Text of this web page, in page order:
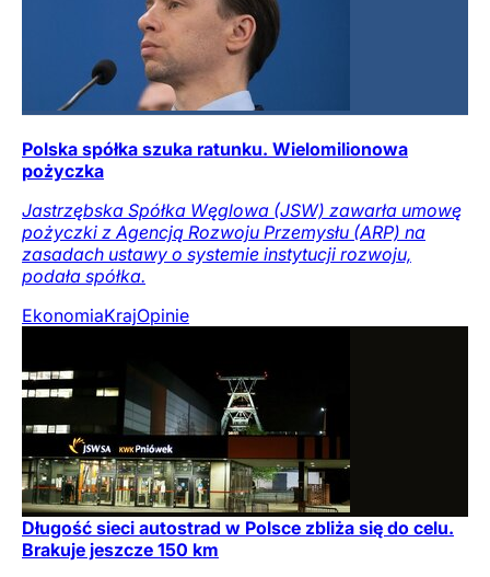
Polska spółka szuka ratunku. Wielomilionowa
pożyczka
Jastrzębska Spółka Węglowa (JSW) zawarła umowę
pożyczki z Agencją Rozwoju Przemysłu (ARP) na
zasadach ustawy o systemie instytucji rozwoju,
podała spółka.
EkonomiaKrajOpinie
Długość sieci autostrad w Polsce zbliża się do celu.
Brakuje jeszcze 150 km